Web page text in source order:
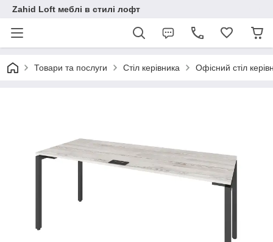
Zahid Loft меблі в стилі лофт
Товари та послуги Стіл керівника Офісний стіл